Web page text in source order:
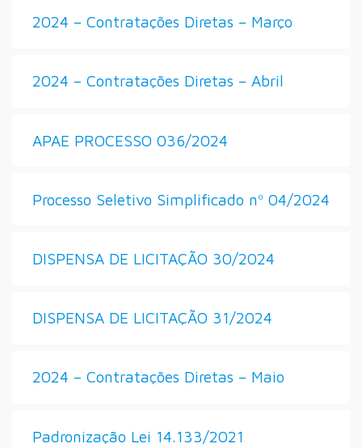
2024 – Contratações Diretas – Março
2024 – Contratações Diretas – Abril
APAE PROCESSO 036/2024
Processo Seletivo Simplificado nº 04/2024
DISPENSA DE LICITAÇÃO 30/2024
DISPENSA DE LICITAÇÃO 31/2024
2024 – Contratações Diretas – Maio
Padronização Lei 14.133/2021